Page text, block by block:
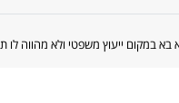
בא במקום ייעוץ משפטי ולא מהווה